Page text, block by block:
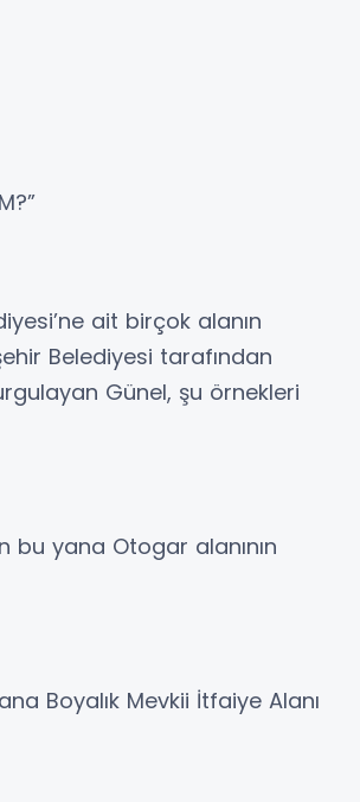
ait birçok alanın
Belediyesi tarafından
Günel, şu örnekleri
bu yana Otogar alanının
Boyalık Mevkii İtfaiye Alanı